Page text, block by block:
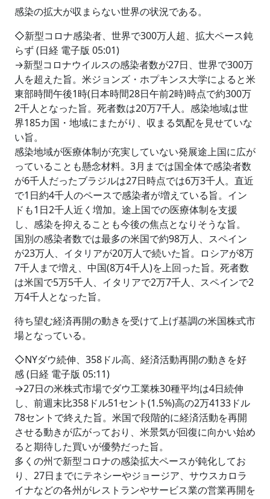
感染の拡大が収まらない世界の状況である。
◇新型コロナ感染者、世界で300万人超、拡大ペース鈍
らず (日経 電子版 05:01)
→新型コロナウイルスの感染者数が27日、世界で300万
人を超えた旨。米ジョンズ・ホプキンス大学によると米
東部時間午後1時(日本時間28日午前2時)時点で約300万
2千人となった旨。死者数は20万7千人。感染地域は世
界185カ国・地域にまたがり、収まる気配を見せていな
い旨。
感染地域が医療体制が充実していない発展途上国に広が
っていることも懸念材料。3月までは国全体で感染者数
が6千人だったブラジルは27日時点では6万3千人。直近
で1日約4千人のペースで感染者が増えている旨。イン
ドも1日2千人近く増加。途上国での医療体制を支援
し、感染を抑えることも今後の焦点となりそうな旨。
国別の感染者数では最多の米国で約98万人、スペイン
が23万人、イタリアが20万人で続いた旨。ロシアが8万
7千人まで増え、中国(8万4千人)を上回った旨。死者数
は米国で5万5千人、イタリアで2万7千人、スペインで2
万4千人となった旨。
待ち望む経済再開の動きを受けて上げ基調の米国株式市
場となっている。
◇NYダウ続伸、358ドル高、経済活動再開の動きを好
感 (日経 電子版 05:11)
→27日の米株式市場でダウ工業株30種平均は4日続伸
し、前週末比358ドル51セント(1.5%)高の2万4133ドル
78セントで終えた旨。米国で段階的に経済活動を再開
させる動きが広がっており、米景気が回復に向かい始め
ると期待した買いが優勢だった旨。
多くの州で新型コロナの感染拡大ペースが鈍化してお
り、27日までにテネシーやジョージア、サウスカロラ
イナなどの各州がレストランやサービス業の営業再開を